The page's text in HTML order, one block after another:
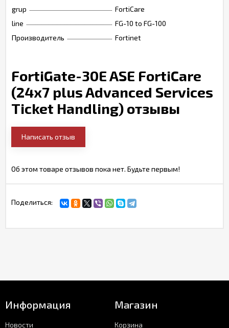
grup
FortiCare
line
FG-10 to FG-100
Производитель
Fortinet
FortiGate-30E ASE FortiCare
(24x7 plus Advanced Services
Ticket Handling) отзывы
Написать отзыв
Об этом товаре отзывов пока нет. Будьте первым!
Поделиться:
Информация
Новости
Магазин
Корзина